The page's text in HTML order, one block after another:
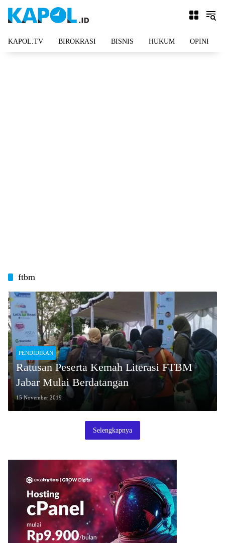
KAPOL.TV BIROKRASI BISNIS HUKUM OPINI
ftbm
PENDIDIKAN
Ratusan Peserta Kemah Literasi FTBM
Jabar Mulai Berdatangan
15 November 2019
Selengkapnya